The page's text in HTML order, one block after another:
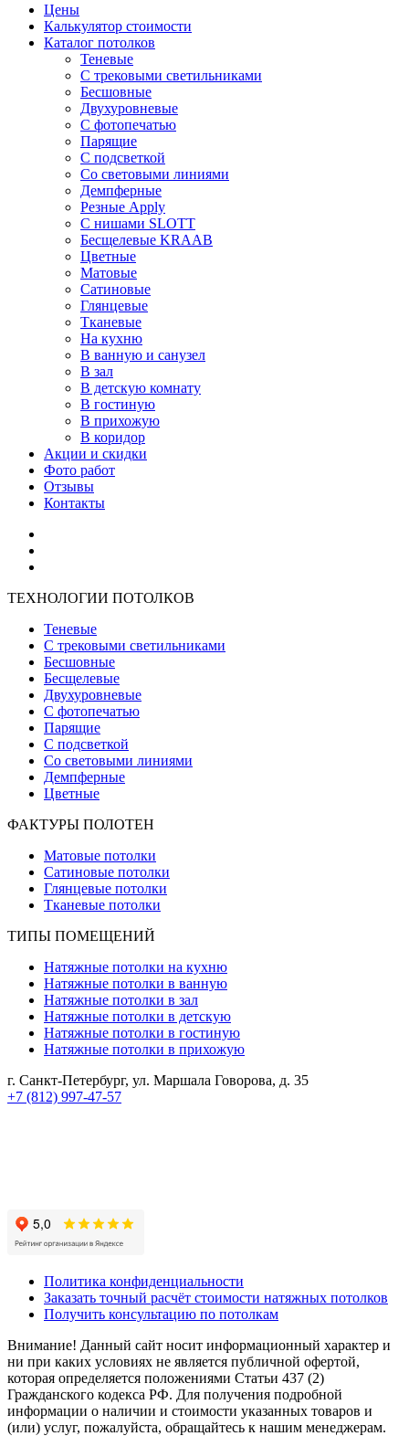
Цены
Калькулятор стоимости
Каталог потолков
Теневые
С трековыми светильниками
Бесшовные
Двухуровневые
С фотопечатью
Парящие
С подсветкой
Со световыми линиями
Демпферные
Резные Apply
С нишами SLOTT
Бесщелевые KRAAB
Цветные
Матовые
Сатиновые
Глянцевые
Тканевые
На кухню
В ванную и санузел
В зал
В детскую комнату
В гостиную
В прихожую
В коридор
Акции и скидки
Фото работ
Отзывы
Контакты
ТЕХНОЛОГИИ ПОТОЛКОВ
Теневые
С трековыми светильниками
Бесшовные
Бесщелевые
Двухуровневые
С фотопечатью
Парящие
С подсветкой
Со световыми линиями
Демпферные
Цветные
ФАКТУРЫ ПОЛОТЕН
Матовые потолки
Сатиновые потолки
Глянцевые потолки
Тканевые потолки
ТИПЫ ПОМЕЩЕНИЙ
Натяжные потолки на кухню
Натяжные потолки в ванную
Натяжные потолки в зал
Натяжные потолки в детскую
Натяжные потолки в гостиную
Натяжные потолки в прихожую
г. Санкт-Петербург, ул. Маршала Говорова, д. 35
+7 (812) 997-47-57
Политика конфиденциальности
Заказать точный расчёт стоимости натяжных потолков
Получить консультацию по потолкам
Внимание! Данный сайт носит информационный характер и
ни при каких условиях не является публичной офертой,
которая определяется положениями Статьи 437 (2)
Гражданского кодекса РФ. Для получения подробной
информации о наличии и стоимости указанных товаров и
(или) услуг, пожалуйста, обращайтесь к нашим менеджерам.